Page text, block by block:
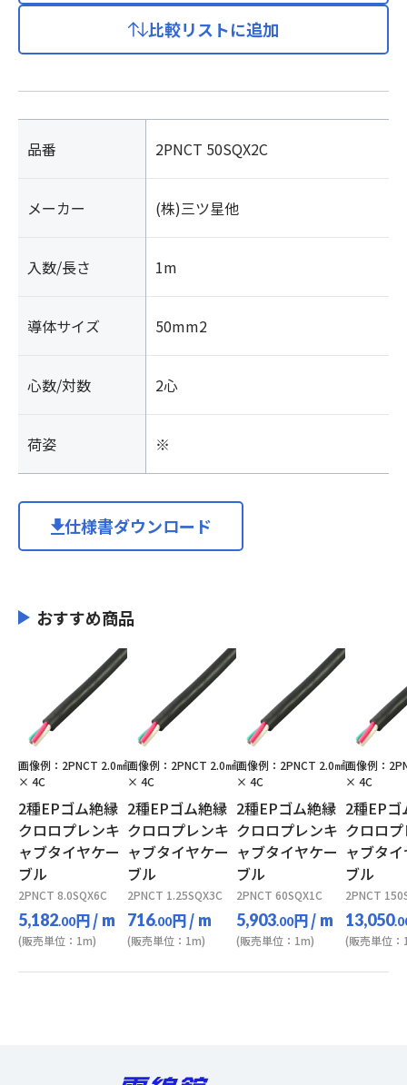
比較リストに追加
品番 2PNCT 50SQX2C
メーカー (株)三ツ星他
入数/長さ 1m
導体サイズ 50mm2
心数/対数 2心
荷姿 ※
仕様書ダウンロード
おすすめ商品
画像例：2PNCT 2.0㎟
× 4C
2種EPゴム絶縁
クロロプレンキ
ャブタイヤケー
ブル
2PNCT 8.0SQX6C
5,182.00円/ m
(販売単位：1m)
画像例：2PNCT 2.0㎟
× 4C
2種EPゴム絶縁
クロロプレンキ
ャブタイヤケー
ブル
2PNCT 1.25SQX3C
716.00円/ m
(販売単位：1m)
画像例：2PNCT 2.0㎟
× 4C
2種EPゴム絶縁
クロロプレンキ
ャブタイヤケー
ブル
2PNCT 60SQX1C
5,903.00円/ m
(販売単位：1m)
画像例：
× 4C
2種EPゴ
クロロ
ャブタ
ブル
2PNCT
13,050
(販売単位：